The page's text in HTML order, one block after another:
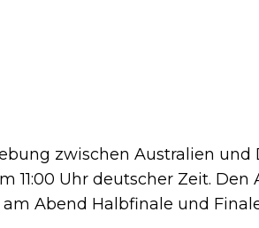
zwischen Australien
11:00 Uhr deutscher Zeit.
Abend Halbfinale und